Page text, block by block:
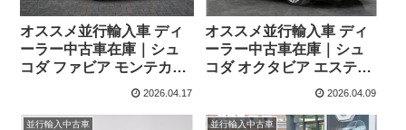
オススメ並行輸入車 ディ
ーラー中古車在庫｜シュ
コダ ファビア モンテカル
ロ 1.0TSI 110ps 6MT 右ハ
2026.04.17
オススメ並行輸入車 ディ
ーラー中古車在庫｜シュ
コダ オクタビア エステー
ト2.0TSI vRS 7DSG 右ハ
2026.04.09
並行輸入中古車 並行輸入中古車